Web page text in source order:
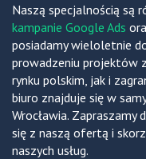
Naszą specjalnością są
kampanie Google Ads
posiadamy wieloletnie
prowadzeniu projektów
rynku polskim, jak i
biuro znajduje się w
Wrocławia. Zapraszamy
się z naszą ofertą i
naszych usług.